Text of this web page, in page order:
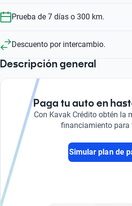
Prueba de 7 días o 300 km.
Descuento por intercambio.
Descripción general
Paga tu auto en
Con Kavak Crédito obtén la
financiamiento para
Simular plan de